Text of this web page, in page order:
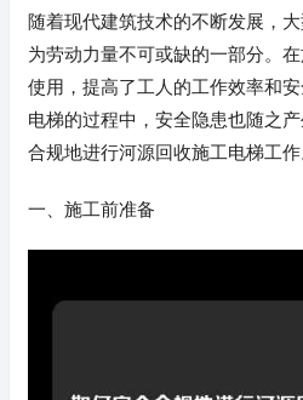
随着现代建筑技术的不断发展，
为劳动力量不可或缺的一部分。
使用，提高了工人的工作效率和
电梯的过程中，安全隐患也随之
合规地进行河源回收施工电梯工作
一、施工前准备